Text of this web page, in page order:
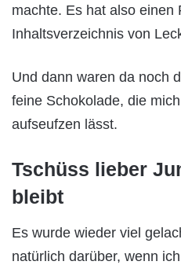
machte. Es hat also einen
Inhaltsverzeichnis von
Und dann waren da noch
feine Schokolade, die
aufseufzen lässt.
Tschüss lieber
bleibt
Es wurde wieder viel
natürlich darüber, wenn